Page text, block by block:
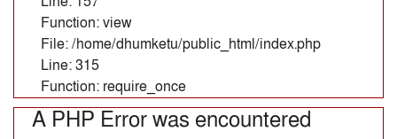
Function: view
File: /home/dhumketu/public_html/index.php
Line: 315
Function: require_once
A PHP Error was encountered